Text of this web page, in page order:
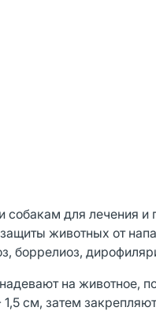
для лечения
животных от
боррелиоз,
на животное,
см, затем